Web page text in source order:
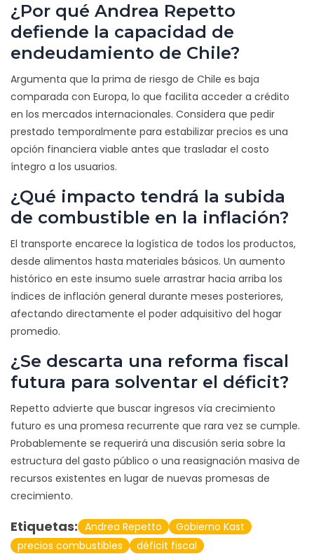
¿Por qué Andrea Repetto
defiende la capacidad de
endeudamiento de Chile?
Argumenta que la prima de riesgo de Chile es baja
comparada con Europa, lo que facilita acceder a crédito
en los mercados internacionales. Considera que pedir
prestado temporalmente para estabilizar precios es una
opción financiera viable antes que trasladar el costo
íntegro a los usuarios.
¿Qué impacto tendrá la subida
de combustible en la inflación?
El transporte encarece la logística de todos los productos,
desde alimentos hasta materiales básicos. Un aumento
histórico en este insumo suele arrastrar hacia arriba los
índices de inflación general durante meses posteriores,
afectando directamente el poder adquisitivo del hogar
promedio.
¿Se descarta una reforma fiscal
futura para solventar el déficit?
Repetto advierte que buscar ingresos vía crecimiento
futuro es una promesa recurrente que rara vez se cumple.
Probablemente se requerirá una discusión seria sobre la
estructura del gasto público o una reasignación masiva de
recursos existentes en lugar de nuevas promesas de
crecimiento.
Etiquetas: Andrea Repetto
Gobierno Kast
precios combustibles
déficit fiscal